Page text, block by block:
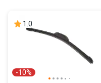
1.0
-10%